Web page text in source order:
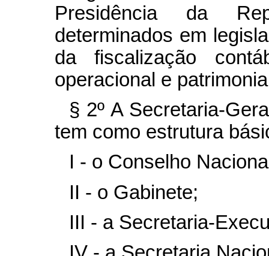
Presidência da
determinados em
da fiscalização
operacional e
§ 2º A Secretaria-
tem como estrutura
I - o Conselho
II - o Gabinete;
III - a Secretaria-